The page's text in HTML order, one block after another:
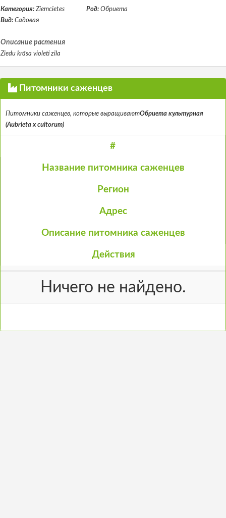
Категория: Ziemcietes Род: Обриета
Вид: Садовая
Описание растения
Ziedu krāsa violeti zila
Питомники саженцев
Питомники саженцев, которые выращиваютОбриета культурная
(Aubrieta x cultorum)
#
Название питомника саженцев
Регион
Адрес
Описание питомника саженцев
Действия
Ничего не найдено.